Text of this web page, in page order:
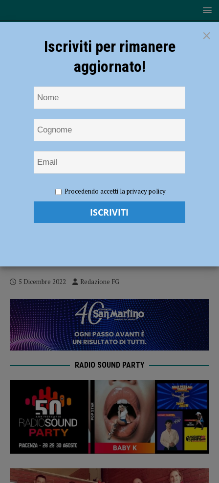
della Croce Rossa, un anno di immagini gioiose realizzato dagli
operatori del sorriso
Torna il Clownendario della Croce Rossa,
5 Dicembre 2022 Redazione FG
RADIO SOUND PARTY
×
Iscriviti per rimanere
aggiornato!
Procedendo accetti la privacy policy